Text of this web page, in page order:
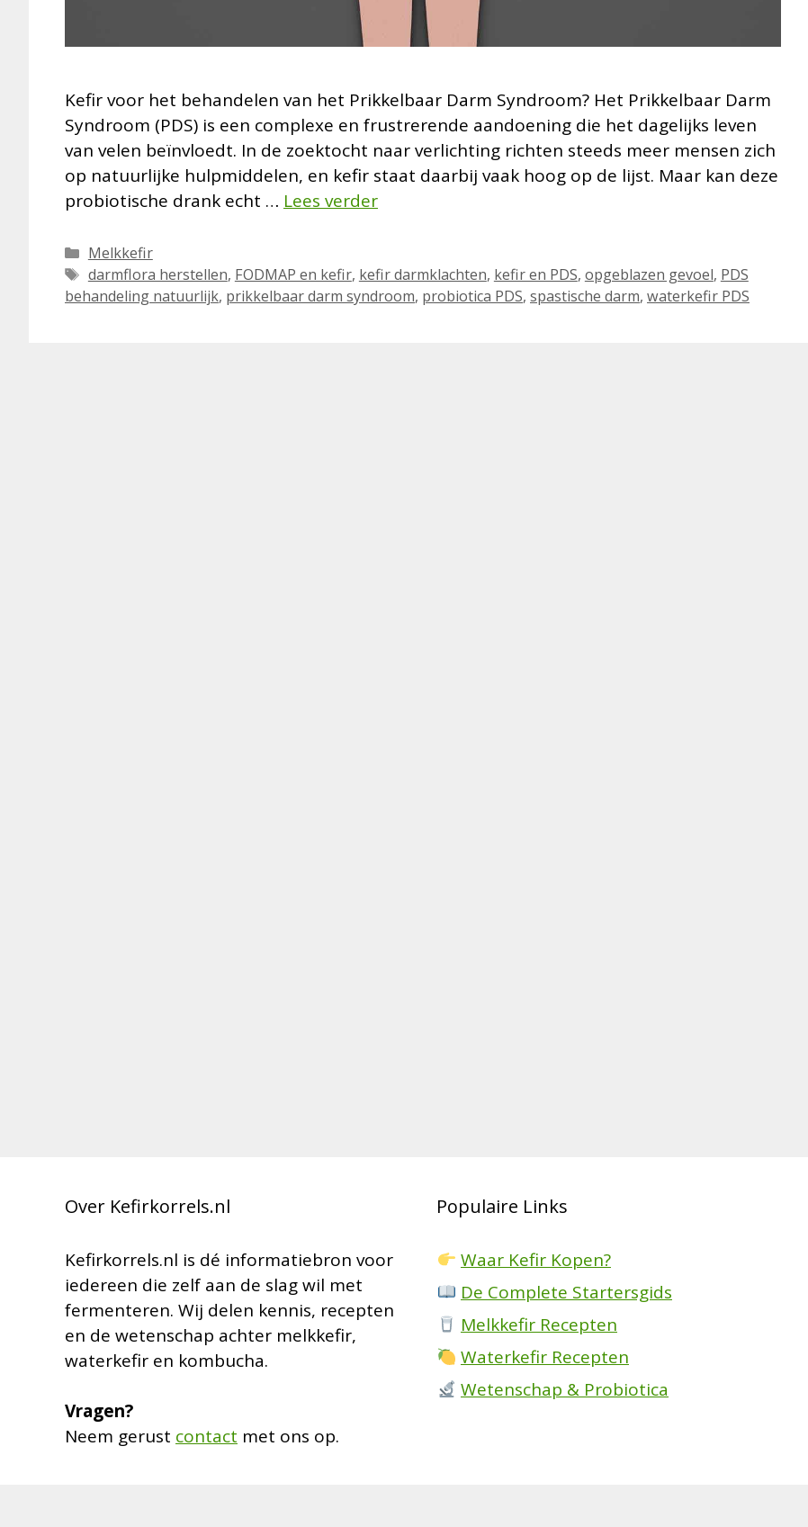
Kefir voor het behandelen van het Prikkelbaar Darm Syndroom? Het Prikkelbaar Darm
Syndroom (PDS) is een complexe en frustrerende aandoening die het dagelijks leven
van velen beïnvloedt. In de zoektocht naar verlichting richten steeds meer mensen zich
op natuurlijke hulpmiddelen, en kefir staat daarbij vaak hoog op de lijst. Maar kan deze
probiotische drank echt … Lees verder
Categorieën
Melkkefir
Tags
darmflora herstellen, FODMAP en kefir, kefir darmklachten, kefir en PDS, opgeblazen gevoel, PDS
behandeling natuurlijk, prikkelbaar darm syndroom, probiotica PDS, spastische darm, waterkefir PDS
Over Kefirkorrels.nl
Kefirkorrels.nl is dé informatiebron voor
iedereen die zelf aan de slag wil met
fermenteren. Wij delen kennis, recepten
en de wetenschap achter melkkefir,
waterkefir en kombucha.
Vragen?
Neem gerust contact met ons op.
Populaire Links
Waar Kefir Kopen?
De Complete Startersgids
Melkkefir Recepten
Waterkefir Recepten
Wetenschap & Probiotica